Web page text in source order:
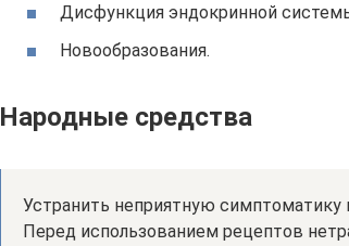
Дисфункция эндокринной
Новообразования.
Народные средства
Устранить неприятную
Перед использованием рецептов